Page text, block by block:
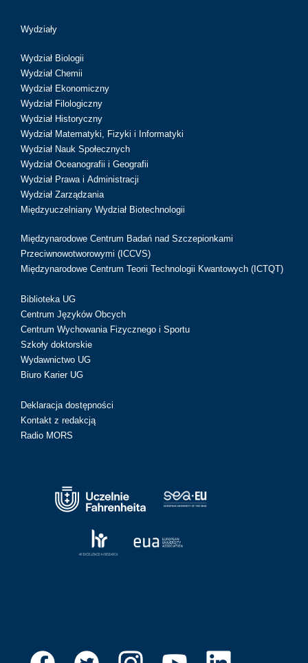
Wydziały
Wydział Biologii
Wydział Chemii
Wydział Ekonomiczny
Wydział Filologiczny
Wydział Historyczny
Wydział Matematyki, Fizyki i Informatyki
Wydział Nauk Społecznych
Wydział Oceanografii i Geografii
Wydział Prawa i Administracji
Wydział Zarządzania
Międzyuczelniany Wydział Biotechnologii
Międzynarodowe Centrum Badań nad Szczepionkami
Przeciwnowotworowymi (ICCVS)
Międzynarodowe Centrum Teorii Technologii Kwantowych (ICTQT)
Biblioteka UG
Centrum Języków Obcych
Centrum Wychowania Fizycznego i Sportu
Szkoły doktorskie
Wydawnictwo UG
Biuro Karier UG
Deklaracja dostępności
Kontakt z redakcją
Radio MORS